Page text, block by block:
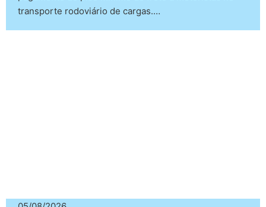
transporte rodoviário de cargas.…